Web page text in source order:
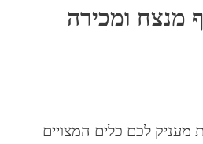
מנצח ומכירה
מעניק לכם כלים המצויים